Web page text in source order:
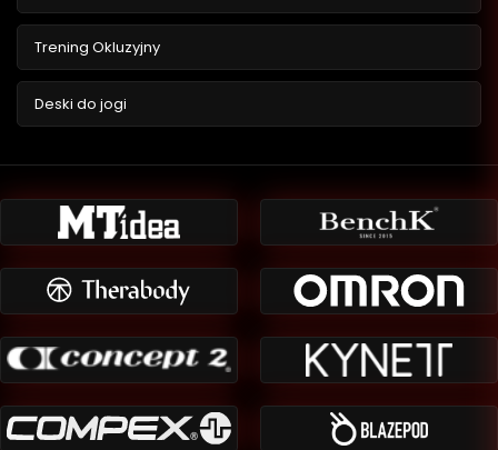
Trening Okluzyjny
Deski do jogi